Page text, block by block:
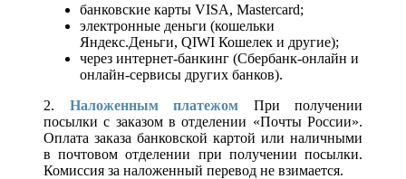
банковские карты VISA, Mastercard;
электронные деньги (кошельки
Яндекс.Деньги, QIWI Кошелек и другие);
через интернет-банкинг (Сбербанк-онлайн и
онлайн-сервисы других банков).
2. Наложенным платежом При получении
посылки с заказом в отделении «Почты России».
Оплата заказа банковской картой или наличными
в почтовом отделении при получении посылки.
Комиссия за наложенный перевод не взимается.